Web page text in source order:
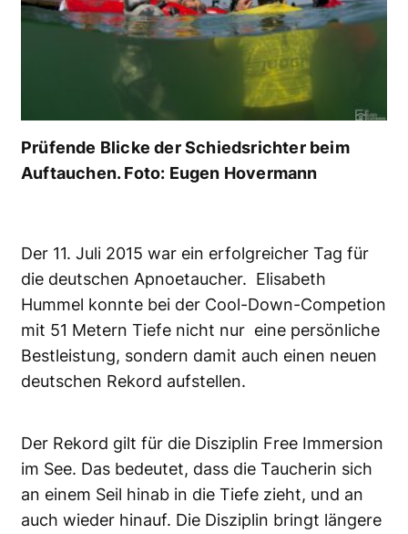
Prüfende Blicke der Schiedsrichter beim
Auftauchen. Foto: Eugen Hovermann
Der 11. Juli 2015 war ein erfolgreicher Tag für
die deutschen Apnoetaucher. Elisabeth
Hummel konnte bei der Cool-Down-Competion
mit 51 Metern Tiefe nicht nur eine persönliche
Bestleistung, sondern damit auch einen neuen
deutschen Rekord aufstellen.
Der Rekord gilt für die Disziplin Free Immersion
im See. Das bedeutet, dass die Taucherin sich
an einem Seil hinab in die Tiefe zieht, und an
auch wieder hinauf. Die Disziplin bringt längere